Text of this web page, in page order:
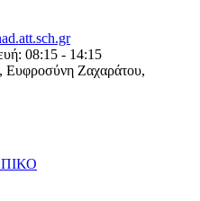
08:15 - 14:15
Ευφροσύνη Ζαχαράτου,